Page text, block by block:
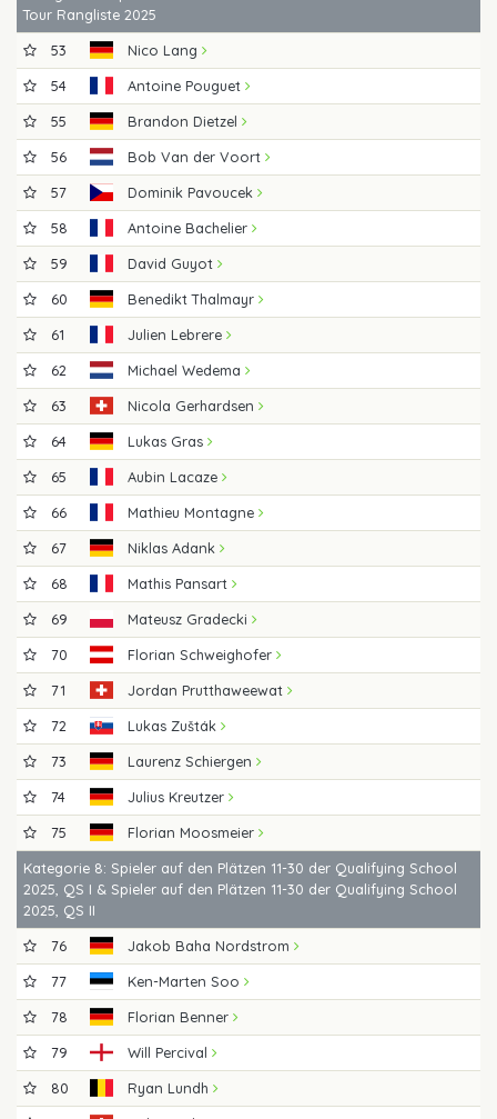
Tour Rangliste 2025
53
Nico Lang
54
Antoine Pouguet
55
Brandon Dietzel
56
Bob Van der Voort
57
Dominik Pavoucek
58
Antoine Bachelier
59
David Guyot
60
Benedikt Thalmayr
61
Julien Lebrere
62
Michael Wedema
63
Nicola Gerhardsen
64
Lukas Gras
65
Aubin Lacaze
66
Mathieu Montagne
67
Niklas Adank
68
Mathis Pansart
69
Mateusz Gradecki
70
Florian Schweighofer
71
Jordan Prutthaweewat
72
Lukas Zušták
73
Laurenz Schiergen
74
Julius Kreutzer
75
Florian Moosmeier
Kategorie 8: Spieler auf den Plätzen 11-30 der Qualifying School
2025, QS I & Spieler auf den Plätzen 11-30 der Qualifying School
2025, QS II
76
Jakob Baha Nordstrom
77
Ken-Marten Soo
78
Florian Benner
79
Will Percival
80
Ryan Lundh